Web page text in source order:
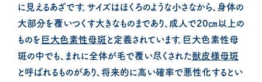
に見えるあざです。サイズはほくろのような小さなから、身体の
大部分を覆いつくす大きなものまであり、成人で20㎝以上の
ものを 巨大色素性母斑と定義されています。巨大色素性母
斑の中でも、まれに全体が毛で覆い尽くされた獣皮様母斑
と呼ばれるものがあり、将来的に高い確率で悪性化するとい